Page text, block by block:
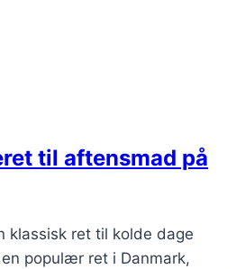
til aftensmad på
klassisk ret til kolde dage
populær ret i Danmark,